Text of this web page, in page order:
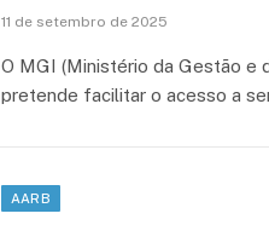
11 de setembro de 2025
O MGI (Ministério da Gestão e
pretende facilitar o acesso a
AARB